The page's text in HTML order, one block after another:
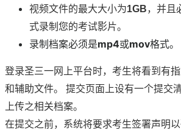
视频文件的最大大小为1GB，并且
式录制您的考试影片。
录制档案必须是mp4或mov格式。
登录圣三一网上平台时，考生将看到有
和辅助文件。 提交页面上设有一个提交
上传之相关档案。
在提交之前，系统将要求考生签署声明